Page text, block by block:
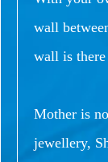
wall
wall is
Mother is
jewellery,